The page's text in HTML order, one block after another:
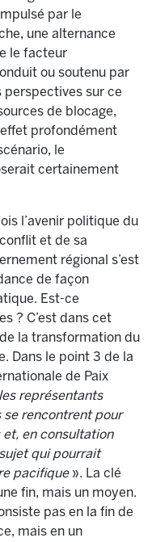
par le
une alternance
le facteur
ou soutenu par
perspectives sur ce
de blocage,
profondément
le
certainement
l’avenir politique du
et de sa
régional s’est
de façon
Est-ce
? C’est dans cet
la transformation du
Dans le point 3 de la
de Paix
les représentants
rencontrent pour
en consultation
qui pourrait
pacifique ». La clé
fin, mais un moyen.
pas en la fin de
mais en un